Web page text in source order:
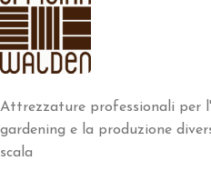
Attrezzature professionali per
gardening e la produzione
scala